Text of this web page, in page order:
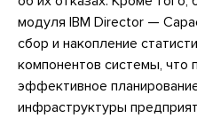
модуля IBM Director —
сбор и накопление
компонентов системы, что
эффективное
инфраструктуры